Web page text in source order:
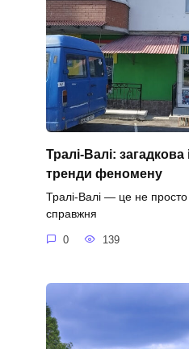
Тралі-Валі: загадкова
тренди феномену
Тралі-Валі — це не
справжня
0 139